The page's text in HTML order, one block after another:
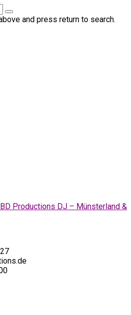
and press return to search.
Productions DJ – Münsterland &